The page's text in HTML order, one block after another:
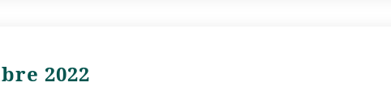
2022